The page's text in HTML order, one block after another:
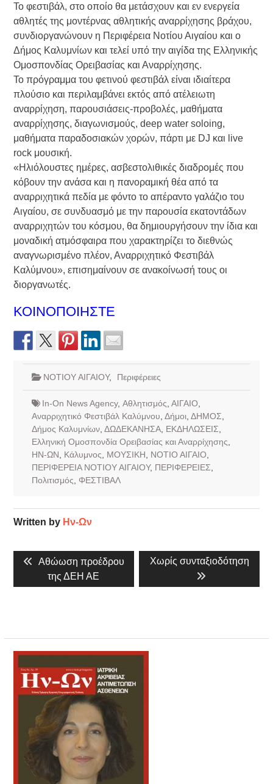
Το φεστιβάλ, στο οποίο θα μετάσχουν και εν ενεργεία
αθλητές της μοντέρνας αθλητικής αναρρίχησης βράχου,
συνδιοργανώνουν η Περιφέρεια Νοτίου Αιγαίου και ο
Δήμος Καλυμνίων και τελεί υπό την αιγίδα της Ελληνικής
Ομοσπονδίας Ορειβασίας και Αναρρίχησης.
Το πρόγραμμα του φετινού φεστιβάλ είναι ιδιαίτερα
πλούσιο και περιλαμβάνει εκτός από ατέλειωτη
αναρρίχηση, παρουσιάσεις-προβολές, μαθήματα
αναρρίχησης, διαγωνισμούς, deep water soloing,
μαθήματα παραδοσιακών χορών, πάρτι με DJ και live
rock μουσική.
«Ηλιόλουστες ημέρες, ασβεστολιθικές διαδρομές που
κόβουν την ανάσα και η πανοραμική θέα από τα
αναρριχητικά πεδία με φόντο το απέραντο γαλάζιο του
Αιγαίου, σε συνδυασμό με την παρουσία εκατοντάδων
αναρριχητών του κόσμου, θα δημιουργήσουν την ίδια και
μοναδική ατμόσφαιρα που χαρακτηρίζει το διεθνώς
αναγνωρισμένο πλέον, Αναρριχητικό Φεστιβάλ
Καλύμνου», επισημαίνουν σε ανακοίνωσή τους οι
διοργανωτές.
ΚΟΙΝΟΠΟΙΗΣΤΕ
ΝΟΤΙΟΥ ΑΙΓΑΙΟΥ, Περιφέρειες
In-On News Agency, Αθλητισμός ΑΙΓΑΙΟ
Αναρριχητικό Φεστιβάλ Καλύμνου Δήμοι, ΔΗΜΟΣ
Δήμος Καλυμνίων, ΔΩΔΕΚΑΝΗΣΑ, ΕΚΔΗΛΩΣΕΙΣ
Ελληνική Ομοσπονδία Ορειβασίας και Αναρρίχησης
ΗΝ-ΩΝ
Κάλυμνος ΜΟΥΣΙΚΗ ΝΟΤΙΟ ΑΙΓΑΙΟ
ΠΕΡΙΦΕΡΕΙΑ ΝΟΤΙΟΥ ΑΙΓΑΙΟΥ, ΠΕΡΙΦΕΡΕΙΕΣ
Πολιτισμός
ΦΕΣΤΙΒΑΛ
Written by Ην-Ων
άρθρωνPrevious
post:
Αθώωση προέδρου
της ΔΕΗ ΑΕ
Next
Χωρίς συνταξιοδότηση